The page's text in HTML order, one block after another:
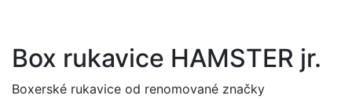
Box rukavice HAMSTER jr.
Boxerské rukavice od renomované značky